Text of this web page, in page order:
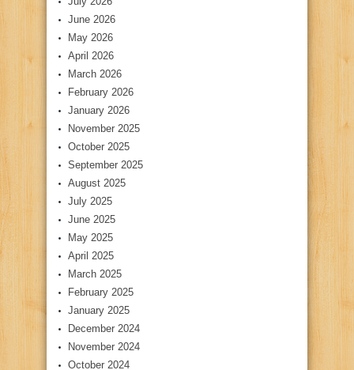
June 2026
May 2026
April 2026
March 2026
February 2026
January 2026
November 2025
October 2025
September 2025
August 2025
July 2025
June 2025
May 2025
April 2025
March 2025
February 2025
January 2025
December 2024
November 2024
October 2024